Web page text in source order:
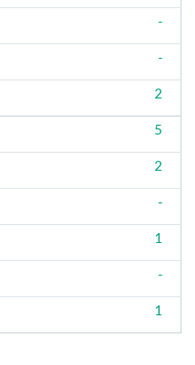
-
-
2
5
2
-
1
-
1